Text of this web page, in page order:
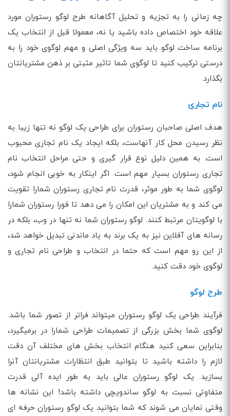
چه زمانی را به تجزیه و تحلیل آگاهانه طرح لوگو رستوران مورد
علاقه خود اختصاص داده باشید یا نه، معمولا قبل از انتخاب یک
برنامه ساخت لوگو باید سه ویژگی اصلی و مهم لوگوی خود را به
درستی ترکیب کنید تا لوگوی شما تاثیر مثبتی بر ذهن مشتریانتان
بگذارد.
نام تجاری
هدف اصلی صاحبان رستوران برای طراحی یک لوگو نه تنها زیبا به
نظر رسیدن محل کار آنهاست، بلکه ایجاد یک نام تجاری محبوب
است. به همین دلیل نوع قرار گیری و حتی مراحل انتخاب نام
تجاری رستوران بسیار مهم است. اگر اینکار به خوبی انجام شود،
لوگوی شما به طور موثر، قدرت نام تجاری رستوران شمارا تقویت
می کند و به مشتریان این امکان را می دهد تا فورا رستوران شمارا
با لوگویتان مرتبط کنند. لوگو رستوران شما نه تنها در وب، بلکه در
رسانه های آفلاین نیز به یک برند به یاد ماندنی تبدیل خواهد شد،
از این رو مهم است که حتما در انتخاب و طراحی نام تجاری و
لوگوی خود دقت کنید.
طرح لوگو
فرآیند طراحی یک لوگو رستوران میتواند فراتر از تصور شما باشد.
لوگوی شما بخش بزرگی از تصمیمات طراحی شمارا در برمیگیرد،
بنابراین سعی کنید هنگام انتخاب بخش های مختلف آن دقت
لازم را داشته باشید تا بتوانید طبق انتظارات مشتریانتان آنرا
بسازید. یک لوگو رستوران عالی باید به طور ایده آلی قدرت
متفاوتی نسبت به لوگو ساندویچی داشته باشد! این نشانه ها
وقتی نمایان می شوند که شما بتوانید یک لوگو رستوران حرفه ای